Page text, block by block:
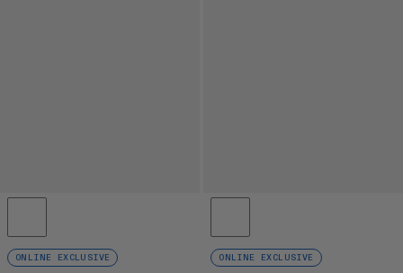
ONLINE EXCLUSIVE ONLINE EXCLUSIVE